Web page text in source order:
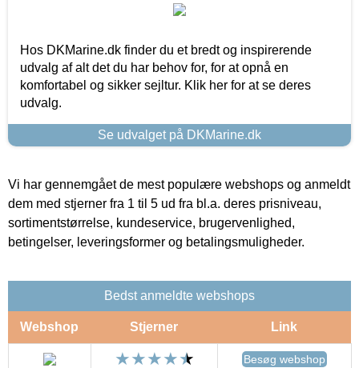
Hos DKMarine.dk finder du et bredt og inspirerende
udvalg af alt det du har behov for, for at opnå en
komfortabel og sikker sejltur. Klik her for at se deres
udvalg.
Se udvalget på DKMarine.dk
Vi har gennemgået de mest populære webshops og anmeldt
dem med stjerner fra 1 til 5 ud fra bl.a. deres prisniveau,
sortimentstørrelse, kundeservice, brugervenlighed,
betingelser, leveringsformer og betalingsmuligheder.
Bedst anmeldte webshops
Webshop Stjerner Link
Besøg webshop